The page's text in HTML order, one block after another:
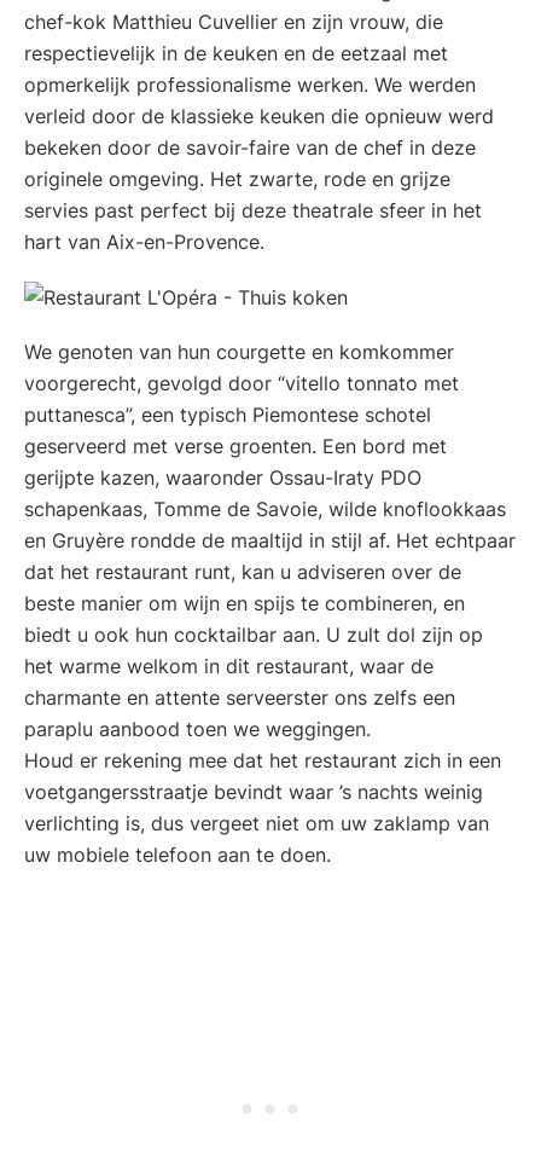
chef-kok Matthieu Cuvellier en zijn vrouw, die
respectievelijk in de keuken en de eetzaal met
opmerkelijk professionalisme werken. We werden
verleid door de klassieke keuken die opnieuw werd
bekeken door de savoir-faire van de chef in deze
originele omgeving. Het zwarte, rode en grijze
servies past perfect bij deze theatrale sfeer in het
hart van Aix-en-Provence.
We genoten van hun courgette en komkommer
voorgerecht, gevolgd door “vitello tonnato met
puttanesca”, een typisch Piemontese schotel
geserveerd met verse groenten. Een bord met
gerijpte kazen, waaronder Ossau-Iraty PDO
schapenkaas, Tomme de Savoie, wilde knoflookkaas
en Gruyère rondde de maaltijd in stijl af. Het echtpaar
dat het restaurant runt, kan u adviseren over de
beste manier om wijn en spijs te combineren, en
biedt u ook hun cocktailbar aan. U zult dol zijn op
het warme welkom in dit restaurant, waar de
charmante en attente serveerster ons zelfs een
paraplu aanbood toen we weggingen.
Houd er rekening mee dat het restaurant zich in een
voetgangersstraatje bevindt waar ’s nachts weinig
verlichting is, dus vergeet niet om uw zaklamp van
uw mobiele telefoon aan te doen.